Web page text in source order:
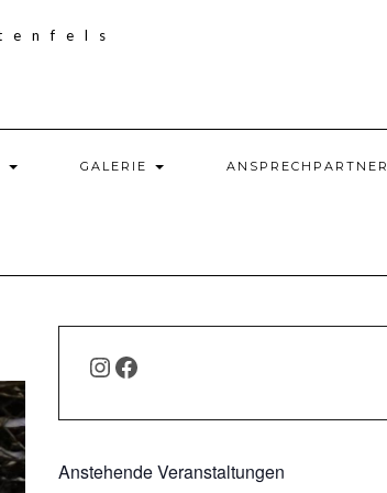
GALERIE ANSPRECHPARTNER
INSTAGRAM
FACEBOOK
Anstehende Veranstaltungen